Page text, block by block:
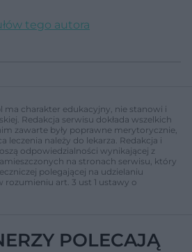
tego autora
ma charakter edukacyjny, nie stanowi i
Redakcja serwisu dokłada wszelkich
zawarte były poprawne merytorycznie,
leczenia należy do lekarza. Redakcja i
odpowiedzialności wynikającej z
na stronach serwisu, który
polegającej na udzielaniu
art. 3 ust 1 ustawy o
POLECAJĄ